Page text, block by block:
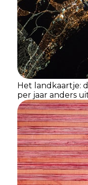
Het landkaartje:
per jaar anders